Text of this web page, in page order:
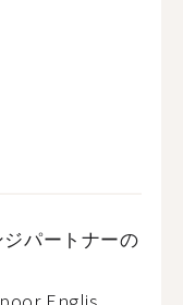
パートナーの